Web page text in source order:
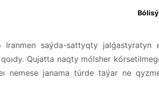
Iranmen saýda-sattyqty jalǵastyratyn
Qujatta naqty mólsher
nemese janama túrde taýar ne